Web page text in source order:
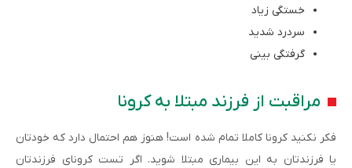
خستگی زیاد
سردرد شدید
گرفتگی بینی
مراقبت از فرزند مبتلا به کرونا
فکر نکنید کرونا کاملا تمام شده است! هنوز هم احتمال دارد که خودتان
یا فرزندتان به این بیماری مبتلا شوید. اگر تست کرونای فرزندتان